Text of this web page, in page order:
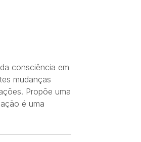
consciência em
mudanças
Propõe uma
é uma